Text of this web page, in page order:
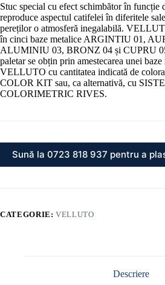
Stuc special cu efect schimbător în funcție
reproduce aspectul catifelei în diferitele
pereților o atmosferă inegalabilă.
în cinci baze metalice ARGINTIU 01,
ALUMINIU 03, BRONZ 04 și CUPRU
paletar se obțin prin amestecarea unei baze
VELLUTO cu cantitatea indicată de
COLOR KIT sau, ca alternativă, cu
COLORIMETRIC RIVES.
Sună la 0723 818 937 pentru a
CATEGORIE:VELLUTO
Descriere